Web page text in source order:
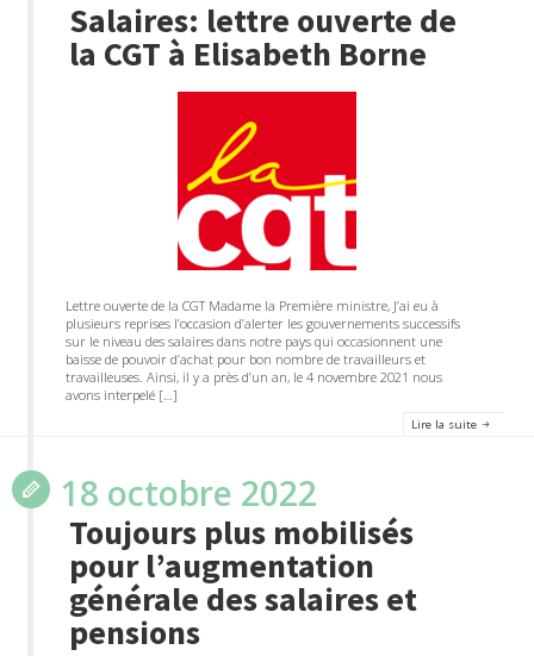
Salaires: lettre ouverte de
la CGT à Elisabeth Borne
Lettre ouverte de la CGT Madame la Première ministre, J’ai eu à
plusieurs reprises l’occasion d’alerter les gouvernements successifs
sur le niveau des salaires dans notre pays qui occasionnent une
baisse de pouvoir d’achat pour bon nombre de travailleurs et
travailleuses. Ainsi, il y a près d’un an, le 4 novembre 2021 nous
avons interpelé […]
Lire la suite
18 octobre 2022
Toujours plus mobilisés
pour l’augmentation
générale des salaires et
pensions